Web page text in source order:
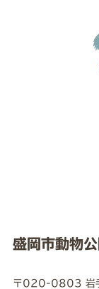
盛岡市動物
〒020-0803 岩